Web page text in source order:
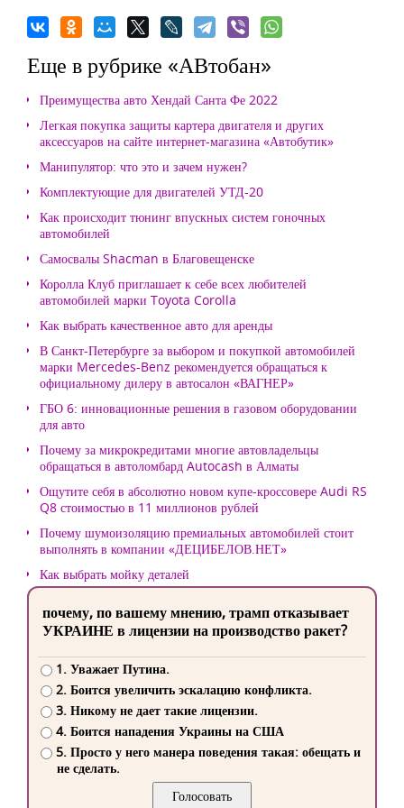
Еще в рубрике «АВтобан»
Преимущества авто Хендай Санта Фе 2022
Легкая покупка защиты картера двигателя и других
аксессуаров на сайте интернет-магазина «Автобутик»
Манипулятор: что это и зачем нужен?
Комплектующие для двигателей УТД-20
Как происходит тюнинг впускных систем гоночных
автомобилей
Самосвалы Shacman в Благовещенске
Королла Клуб приглашает к себе всех любителей
автомобилей марки Toyota Corolla
Как выбрать качественное авто для аренды
В Санкт-Петербурге за выбором и покупкой автомобилей
марки Mercedes-Benz рекомендуется обращаться к
официальному дилеру в автосалон «ВАГНЕР»
ГБО 6: инновационные решения в газовом оборудовании
для авто
Почему за микрокредитами многие автовладельцы
обращаться в автоломбард Autocash в Алматы
Ощутите себя в абсолютно новом купе-кроссовере Audi RS
Q8 стоимостью в 11 миллионов рублей
Почему шумоизоляцию премиальных автомобилей стоит
выполнять в компании «ДЕЦИБЕЛОВ.НЕТ»
Как выбрать мойку деталей
почему, по вашему мнению, трамп отказывает
УКРАИНЕ в лицензии на производство ракет?
1. Уважает Путина.
2. Боится увеличить эскалацию конфликта.
3. Никому не дает такие лицензии.
4. Боится нападения Украины на США
5. Просто у него манера поведения такая: обещать и
не сделать.